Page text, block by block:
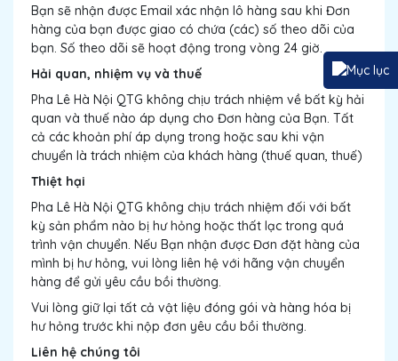
Bạn sẽ nhận được Email xác nhận lô hàng sau khi Đơn
hàng của bạn được giao có chứa (các) số theo dõi của
bạn. Số theo dõi sẽ hoạt động trong vòng 24 giờ.
Hải quan, nhiệm vụ và thuế
Pha Lê Hà Nội QTG không chịu trách nhiệm về bất kỳ hải
quan và thuế nào áp dụng cho Đơn hàng của Bạn. Tất
cả các khoản phí áp dụng trong hoặc sau khi vận
chuyển là trách nhiệm của khách hàng (thuế quan, thuế)
Thiệt hại
Pha Lê Hà Nội QTG không chịu trách nhiệm đối với bất
kỳ sản phẩm nào bị hư hỏng hoặc thất lạc trong quá
trình vận chuyển. Nếu Bạn nhận được Đơn đặt hàng của
mình bị hư hỏng, vui lòng liên hệ với hãng vận chuyển
hàng để gửi yêu cầu bồi thường.
Vui lòng giữ lại tất cả vật liệu đóng gói và hàng hóa bị
hư hỏng trước khi nộp đơn yêu cầu bồi thường.
Liên hệ chúng tôi